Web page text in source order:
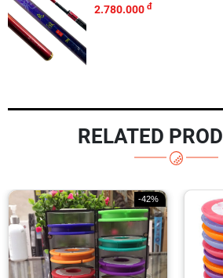
2.780.000 đ
RELATED
-42%